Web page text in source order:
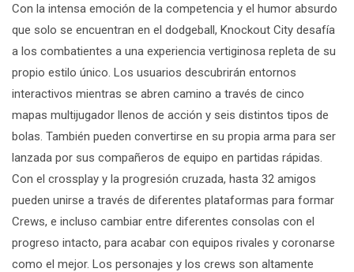
Con la intensa emoción de la competencia y el humor absurdo
que solo se encuentran en el dodgeball, Knockout City desafía
a los combatientes a una experiencia vertiginosa repleta de su
propio estilo único. Los usuarios descubrirán entornos
interactivos mientras se abren camino a través de cinco
mapas multijugador llenos de acción y seis distintos tipos de
bolas. También pueden convertirse en su propia arma para ser
lanzada por sus compañeros de equipo en partidas rápidas.
Con el crossplay y la progresión cruzada, hasta 32 amigos
pueden unirse a través de diferentes plataformas para formar
Crews, e incluso cambiar entre diferentes consolas con el
progreso intacto, para acabar con equipos rivales y coronarse
como el mejor. Los personajes y los crews son altamente